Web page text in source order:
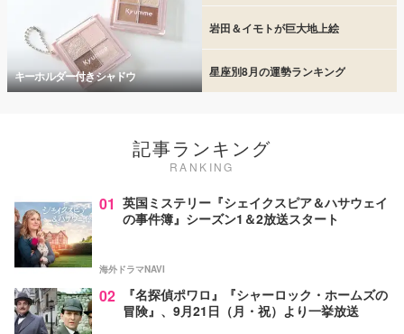
キーホルダー付きシャドウ
岩田＆イモトが巨大地上絵
星座別8月の運勢ランキング
記事ランキング
RANKING
01 英国ミステリー『シェイクスピア＆ハサウェイ
の事件簿』シーズン1＆2放送スタート
海外ドラマNAVI
02
『名探偵ポワロ』『シャーロック・ホームズの
冒険』、9月21日（月・祝）より一挙放送